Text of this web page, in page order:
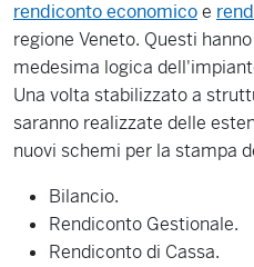
rendiconto economicoe
regione Veneto. Questi
medesima logica
Una volta stabilizzato a
saranno realizzate delle
nuovi schemi per la stampa
Bilancio.
Rendiconto Gestionale.
Rendiconto di Cassa.